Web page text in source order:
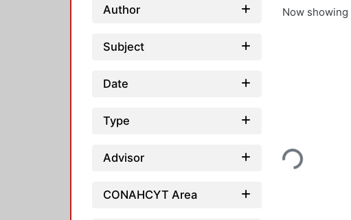
Author
Subject
Date
Type
Advisor
CONAHCYT Area
Now showing
Loading...